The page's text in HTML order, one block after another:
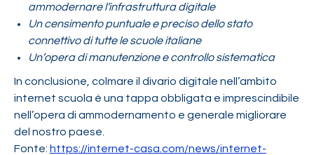
ammodernare l’infrastruttura digitale
Un censimento puntuale e preciso dello stato
connettivo di tutte le scuole italiane
Un’opera di manutenzione e controllo sistematica
In conclusione, colmare il divario digitale nell’ambito
internet scuola è una tappa obbligata e imprescindibile
nell’opera di ammodernamento e generale migliorare
del nostro paese.
Fonte: https://internet-casa.com/news/internet-